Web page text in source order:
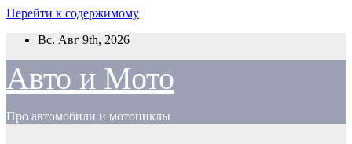
Перейти к содержимому
Вс. Авг 9th, 2026
Авто и Мото
Про автомобили и мотоциклы